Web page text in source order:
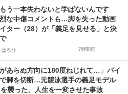
もう一本失わないと学ばないんです
な中傷コメントも…脚を失った動画
ター（28）が「義足を見せる」と決
はるひ 7時間前
があらぬ方向に180度ねじれて…」バイ
脚を切断…元競泳選手の義足モデル
を襲った、人生を一変させた事故